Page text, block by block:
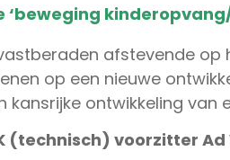
‘beweging
afstevende op
op een nieuwe
kansrijke ontwikkeling van
(technisch) voorzitter Ad